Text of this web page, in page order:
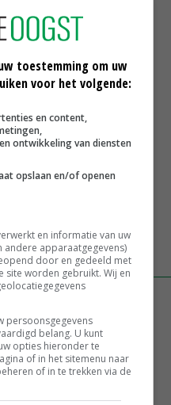
krijgt steeds meer vorm
normen kasdekmaterialen
ware en Amalthea gaat
balans’
naar geitenzuivel blijft
Europese top
toestemming om uw
voor het volgende:
en content,
ontwikkeling van diensten
opslaan en/of openen
en informatie van uw
andere apparaatgegevens)
door en gedeeld met
worden gebruikt. Wij en
persoonsgegevens
belang. U kunt
opties hieronder te
of in het sitemenu naar
of in te trekken via de